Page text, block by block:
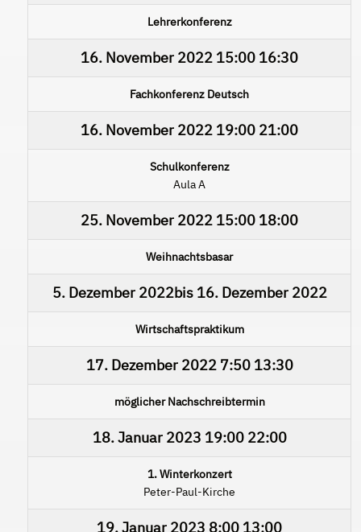
Lehrerkonferenz
16. November 2022 15:00 16:30
Fachkonferenz Deutsch
16. November 2022 19:00 21:00
Schulkonferenz
Aula A
25. November 2022 15:00 18:00
Weihnachtsbasar
5. Dezember 2022bis 16. Dezember 2022
Wirtschaftspraktikum
17. Dezember 20227:50 13:30
möglicher Nachschreibtermin
18. Januar 2023 19:00 22:00
1. Winterkonzert
Peter-Paul-Kirche
19. Januar 2023 8:00 13:00